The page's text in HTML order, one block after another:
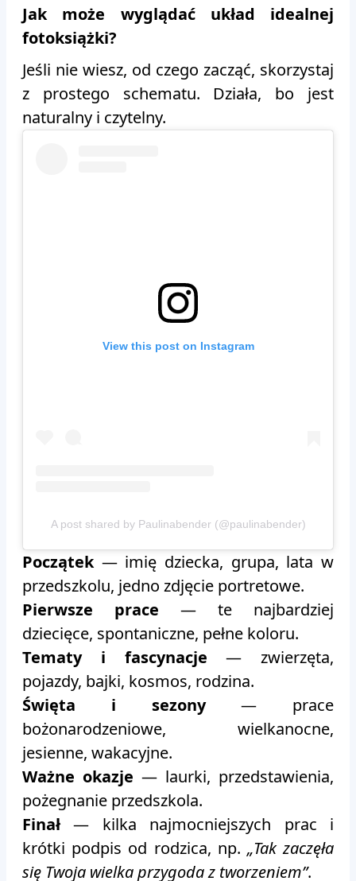
Jak może wyglądać układ idealnej
fotoksiążki?
Jeśli nie wiesz, od czego zacząć, skorzystaj
z prostego schematu. Działa, bo jest
naturalny i czytelny.
View this post on Instagram
A post shared by Paulinabender (@paulinabender)
Początek— imię dziecka, grupa, lata w
przedszkolu, jedno zdjęcie portretowe.
Pierwsze prace — te najbardziej
dziecięce, spontaniczne, pełne koloru.
Tematy i fascynacje — zwierzęta,
pojazdy, bajki, kosmos, rodzina.
Święta i sezony— prace
bożonarodzeniowe, wielkanocne,
jesienne, wakacyjne.
Ważne okazje — laurki, przedstawienia,
pożegnanie przedszkola.
Finał— kilka najmocniejszych prac i
krótki podpis od rodzica, np. „Tak zaczęła
się Twoja wielka przygoda z tworzeniem”.